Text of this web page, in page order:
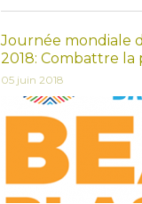
Journée mondiale
2018: Combattre
05 juin 2018